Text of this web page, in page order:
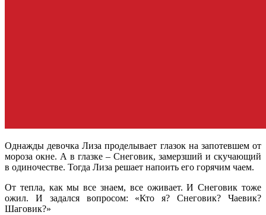
Однажды девочка Лиза проделывает глазок на запотевшем от
мороза окне. А в глазке – Снеговик, замерзший и скучающий
в одиночестве. Тогда Лиза решает напоить его горячим чаем.
От тепла, как мы все знаем, все оживает. И Снеговик тоже
ожил. И задался вопросом: «Кто я? Снеговик? Чаевик?
Шаговик?»